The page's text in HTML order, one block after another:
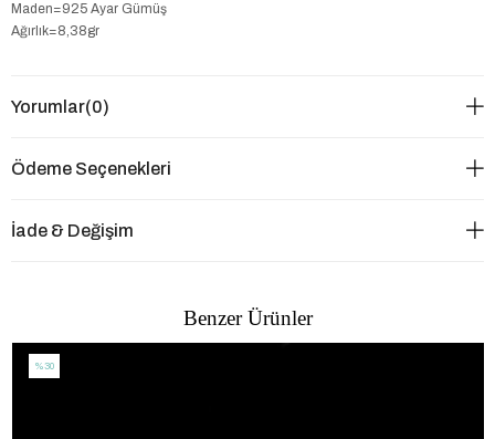
Maden=925 Ayar Gümüş
Ağırlık=8,38gr
Yorumlar(0)
Ödeme Seçenekleri
İade & Değişim
Benzer Ürünler
%30